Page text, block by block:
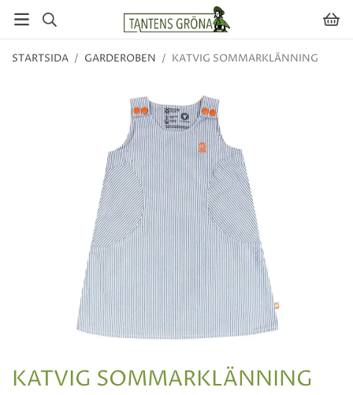
STARTSIDA / GARDEROBEN / KATVIG SOMMARKLÄNNING
KATVIG SOMMARKLÄNNING